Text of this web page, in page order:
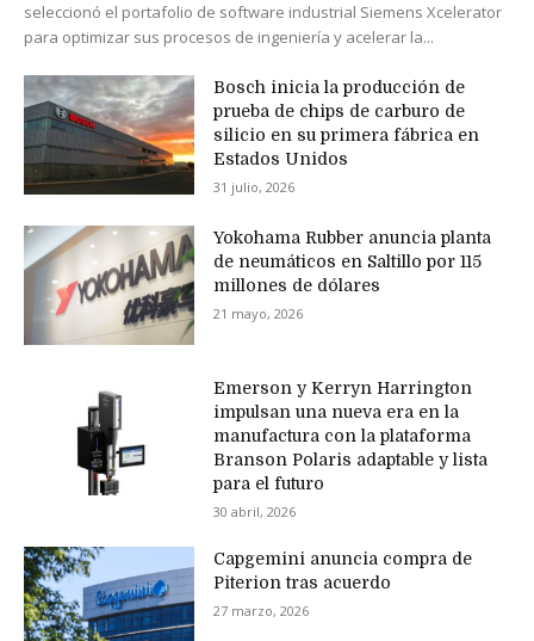
seleccionó el portafolio de software industrial Siemens Xcelerator
para optimizar sus procesos de ingeniería y acelerar la...
Bosch inicia la producción de
prueba de chips de carburo de
silicio en su primera fábrica en
Estados Unidos
31 julio, 2026
Yokohama Rubber anuncia planta
de neumáticos en Saltillo por 115
millones de dólares
21 mayo, 2026
Emerson y Kerryn Harrington
impulsan una nueva era en la
manufactura con la plataforma
Branson Polaris adaptable y lista
para el futuro
30 abril, 2026
Capgemini anuncia compra de
Piterion tras acuerdo
27 marzo, 2026